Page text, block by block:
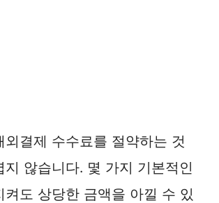
외결제 수수료를 절약하는 것
지 않습니다. 몇 가지 기본적인
켜도 상당한 금액을 아낄 수 있